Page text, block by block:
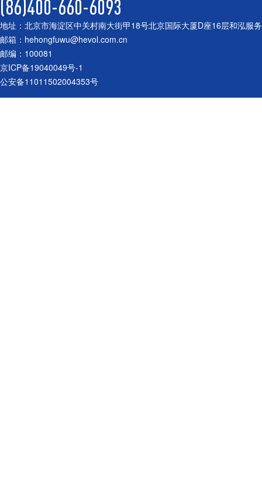
(86)400-660-6093
地址：北京市海淀区中关村南大街甲18号北京国际大厦D座16层和泓服
邮箱：hehongfuwu@hevol.com.cn
邮编：100081
京ICP备19040049号-1
公安备11011502004353号